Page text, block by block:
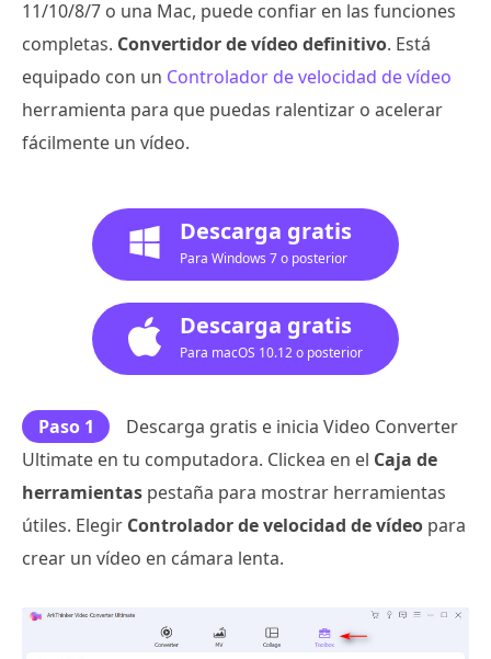
11/10/8/7 o una Mac, puede confiar en las funciones
completas. Convertidor de vídeo definitivo. Está
equipado con un Controlador de velocidad de vídeo
herramienta para que puedas ralentizar o acelerar
fácilmente un vídeo.
Descarga gratis
Para Windows 7 o posterior
Descarga gratis
Para macOS 10.12 o posterior
Paso 1
Descarga gratis e inicia Video Converter
Ultimate en tu computadora. Clickea en el Caja de
herramientas pestaña para mostrar herramientas
útiles. Elegir Controlador de velocidad de vídeo para
crear un vídeo en cámara lenta.